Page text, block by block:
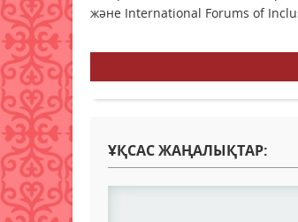
және International Forums of
ҰҚСАС ЖАҢАЛЫҚТАР: